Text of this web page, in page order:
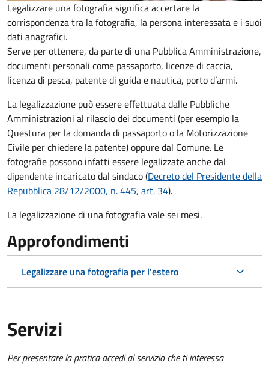
Legalizzare una fotografia significa accertare la
corrispondenza tra la fotografia, la persona interessata e i suoi
dati anagrafici.
Serve per ottenere, da parte di una Pubblica Amministrazione,
documenti personali come passaporto, licenze di caccia,
licenza di pesca, patente di guida e nautica, porto d’armi.
La legalizzazione può essere effettuata dalle Pubbliche
Amministrazioni al rilascio dei documenti (per esempio la
Questura per la domanda di passaporto o la Motorizzazione
Civile per chiedere la patente) oppure dal Comune. Le
fotografie possono infatti essere legalizzate anche dal
dipendente incaricato dal sindaco (Decreto del Presidente della
Repubblica 28/12/2000, n. 445, art. 34).
La legalizzazione di una fotografia vale sei mesi.
Approfondimenti
Legalizzare una fotografia per l'estero
Servizi
Per presentare la pratica accedi al servizio che ti interessa